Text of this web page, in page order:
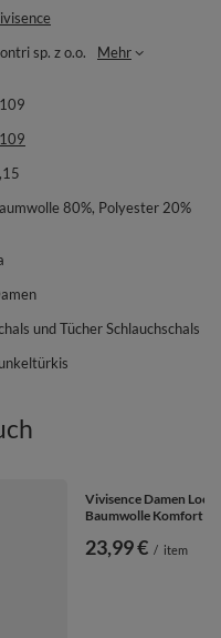
und verrutscht nicht. Das
– ideal für kühle bis
Verarbeitung.
Wärme bietet und
sp. z o.o. Mehr
80%, Polyester 20%
und Tücher Schlauchschals
Vivisence Damen
Baumwolle Komfort
23,99 € / item